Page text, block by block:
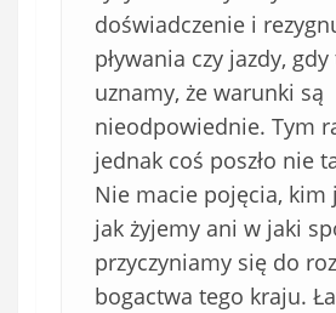
doświadczenie i
pływania czy jazdy,
uznamy, że warunki są
nieodpowiednie. Tym
jednak coś poszło nie
Nie macie pojęcia, kim
jak żyjemy ani w jaki
przyczyniamy się do
bogactwa tego kraju.